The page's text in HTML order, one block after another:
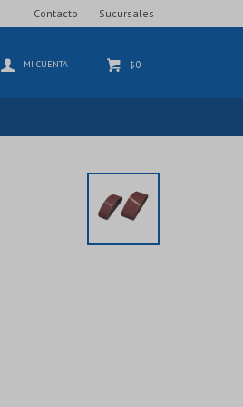
$0
Contacto Sucursales